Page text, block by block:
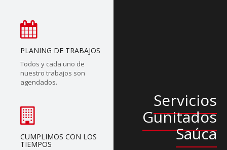
PLANING DE TRABAJOS
Todos y cada uno de
nuestro trabajos son
agendados.
CUMPLIMOS CON LOS
TIEMPOS
Servicios
Gunitados
Saúca